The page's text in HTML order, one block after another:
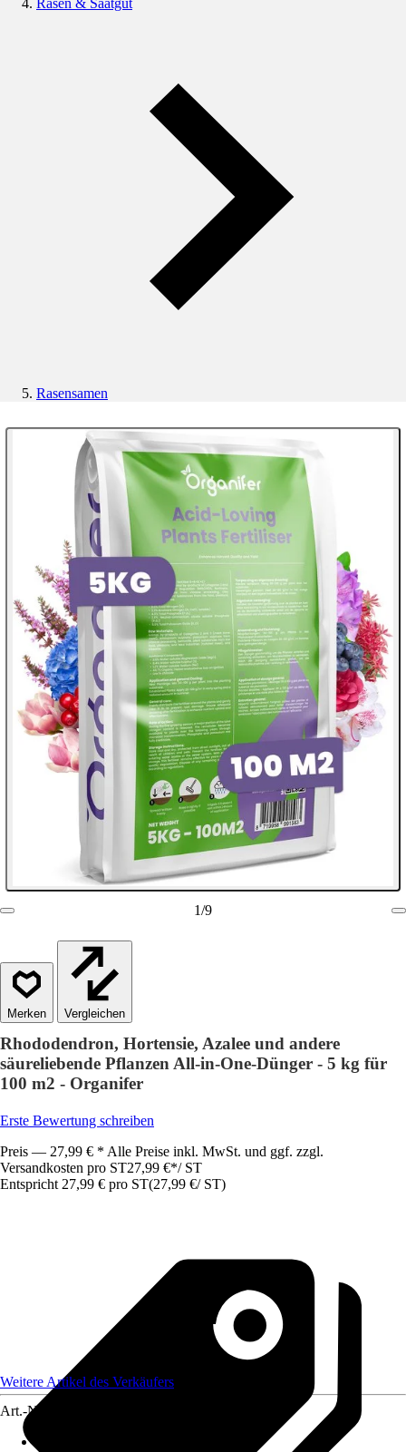
Rasen & Saatgut
Rasensamen
1/9
Vergleichen
Rhododendron, Hortensie, Azalee und andere
säureliebende Pflanzen All-in-One-Dünger - 5 kg für
100 m2 - Organifer
Erste Bewertung schreiben
Preis — 27,99 € * Alle Preise inkl. MwSt. und ggf. zzgl.
Versandkosten pro ST27,99 €*/ ST
Entspricht 27,99 € pro ST(27,99 €/ ST)
Weitere Artikel des Verkäufers
Art.-Nr.